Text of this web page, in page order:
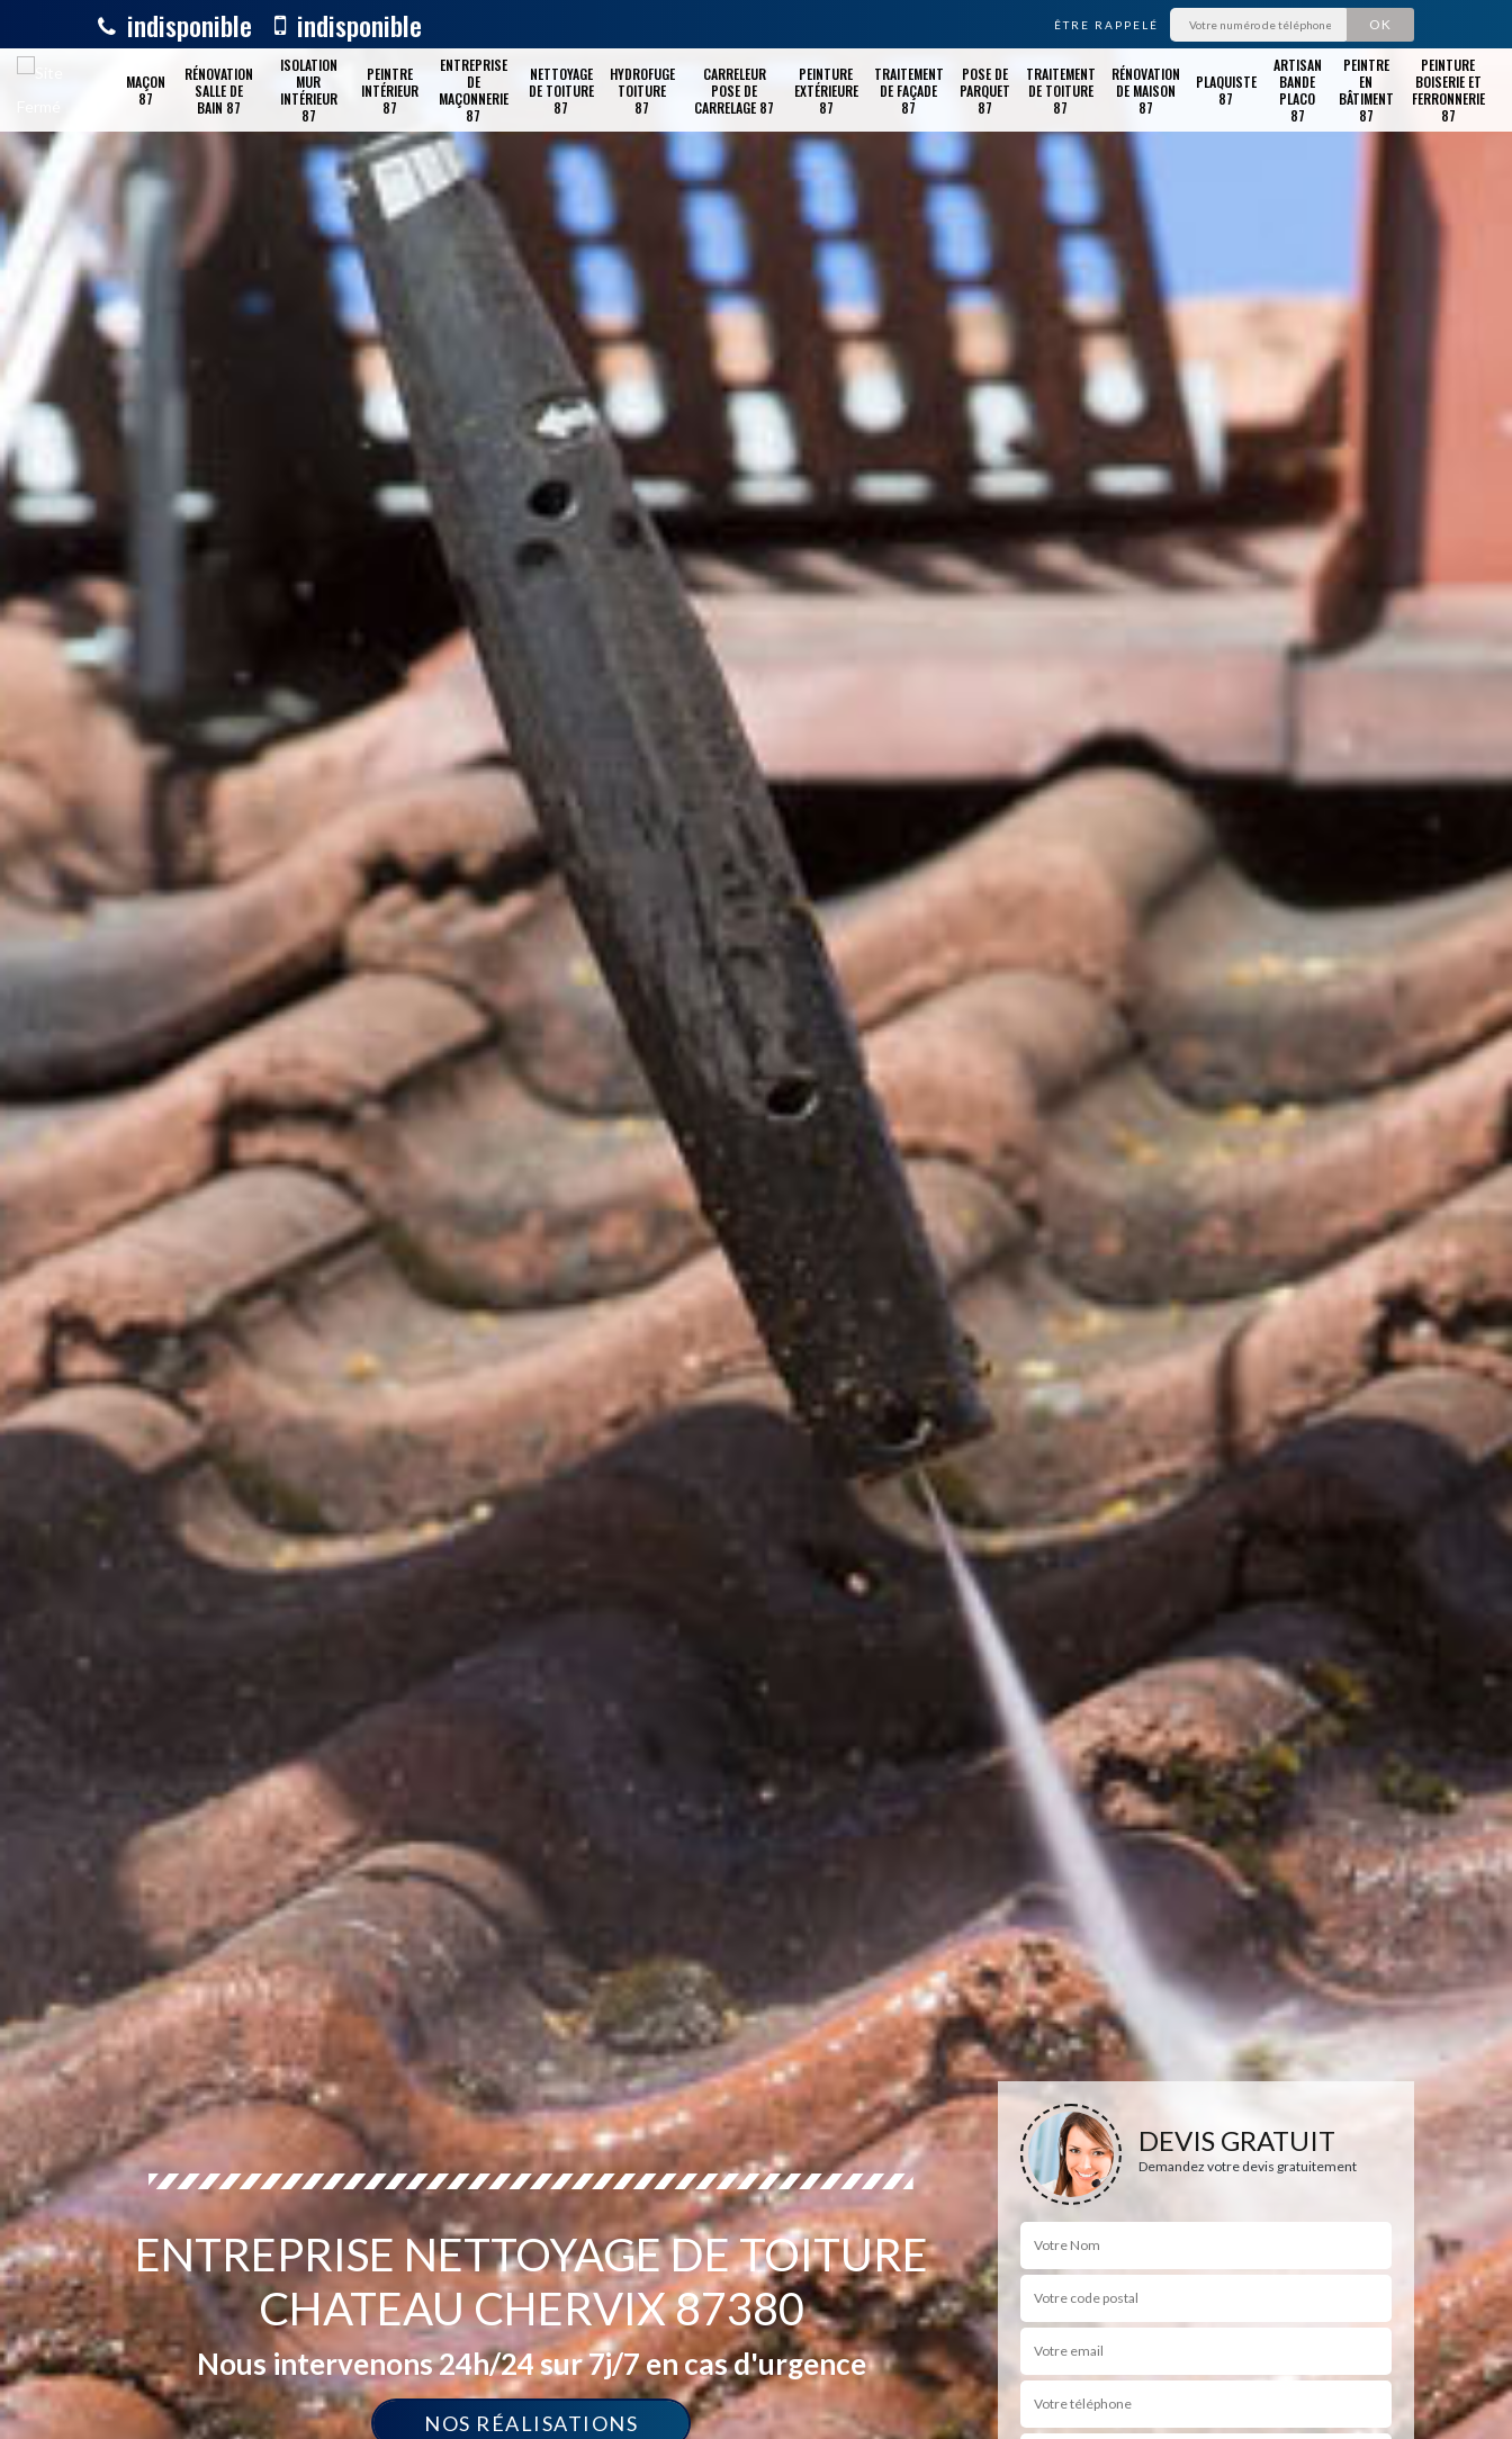
indisponible indisponible ÊTRE RAPPELÉ
MAÇON
87
RÉNOVATION
SALLE DE
BAIN 87
ISOLATION
MUR
INTÉRIEUR
87
PEINTRE
INTÉRIEUR
87
ENTREPRISE
DE
MAÇONNERIE
87
NETTOYAGE
DE TOITURE
87
HYDROFUGE
TOITURE
87
CARRELEUR
POSE DE
CARRELAGE 87
PEINTURE
EXTÉRIEURE
87
TRAITEMENT
DE FAÇADE
87
POSE DE
PARQUET
87
TRAITEMENT
DE TOITURE
87
RÉNOVATION
DE MAISON
87
PLAQUISTE
87
ARTISAN
BANDE
PLACO
87
PEINTRE
EN
BÂTIMENT
87
PEINTURE
BOISERIE ET
FERRONNERIE
87
ENTREPRISE NETTOYAGE DE TOITURE
CHATEAU CHERVIX 87380
Nous intervenons 24h/24 sur 7j/7 en cas d'urgence
NOS RÉALISATIONS
DEVIS GRATUIT
Demandez votre devis gratuitement